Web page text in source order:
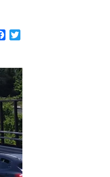
Facebook